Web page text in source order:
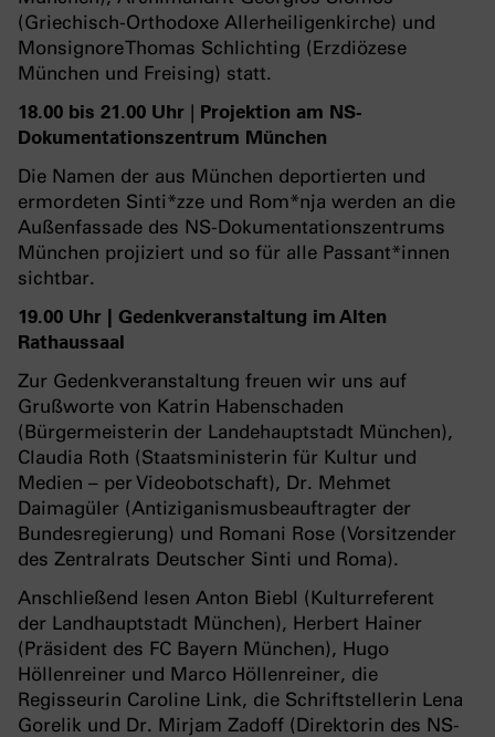
(Griechisch-Orthodoxe Allerheiligenkirche) und
Monsignore Thomas Schlichting (Erzdiözese
München und Freising) statt.
18.00 bis 21.00 Uhr | Projektion am NS-
Dokumentationszentrum München
Die Namen der aus München deportierten und
ermordeten Sinti*zze und Rom*nja werden an die
Außenfassade des NS-Dokumentationszentrums
München projiziert und so für alle Passant*innen
sichtbar.
19.00 Uhr | Gedenkveranstaltung im Alten
Rathaussaal
Zur Gedenkveranstaltung freuen wir uns auf
Grußworte von Katrin Habenschaden
(Bürgermeisterin der Landehauptstadt München),
Claudia Roth (Staatsministerin für Kultur und
Medien – per Videobotschaft), Dr. Mehmet
Daimagüler (Antiziganismusbeauftragter der
Bundesregierung) und Romani Rose (Vorsitzender
des Zentralrats Deutscher Sinti und Roma).
Anschließend lesen Anton Biebl (Kulturreferent
der Landhauptstadt München), Herbert Hainer
(Präsident des FC Bayern München), Hugo
Höllenreiner und Marco Höllenreiner, die
Regisseurin Caroline Link, die Schriftstellerin Lena
Gorelik und Dr. Mirjam Zadoff (Direktorin des NS-